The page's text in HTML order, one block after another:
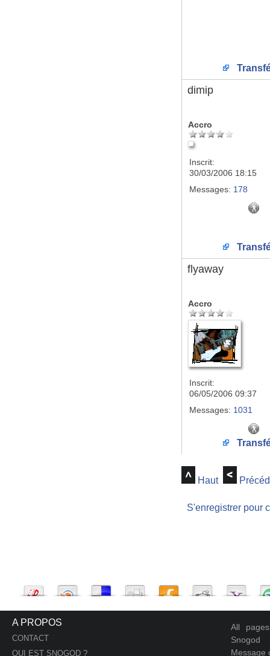
dimip
Accro
Inscrit:
30/03/2006 18:15
Messages: 178
flyaway
Accro
Inscrit:
06/05/2006 09:37
Messages: 1031
Haut
S'enregistrer pour
A PROPOS
CONTACT
QUI EST SNOGOD ?
All
Snogod
Message